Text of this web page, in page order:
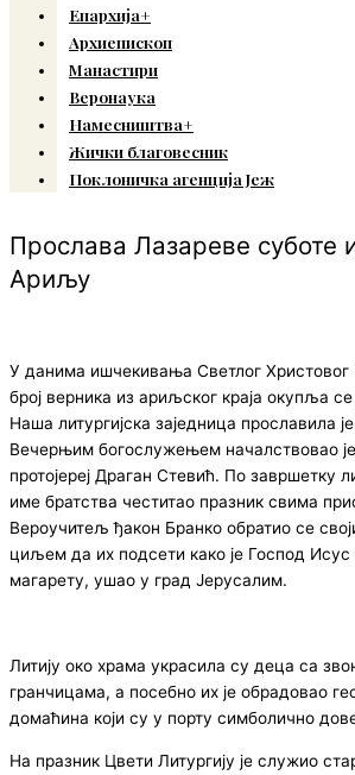
Епархија+
Архиепископ
Манастири
Веронаука
Намесништва+
Жички благовесник
Поклоничка агенција Јеж
Прослава Лазареве суботе
Ариљу
У данима ишчекивања Светлог
број верника из ариљског краја окупља
Наша литургијска заједница прославила
Вечерњим богослужењем началствовао
протојереј Драган Стевић. По завршетку
име братства честитао празник свима
Вероучитељ ђакон Бранко обратио се
циљем да их подсети како је Господ
магарету, ушао у град Јерусалим.
Литију око храма украсила су деца са
гранчицама, а посебно их је обрадовао
домаћина који су у порту симболично
На празник Цвети Литургију је служио